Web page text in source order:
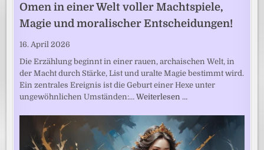
Omen in einer Welt voller Machtspiele,
Magie und moralischer Entscheidungen!
16. April 2026
Die Erzählung beginnt in einer rauen, archaischen Welt, in
der Macht durch Stärke, List und uralte Magie bestimmt wird.
Ein zentrales Ereignis ist die Geburt einer Hexe unter
ungewöhnlichen Umständen:…Weiterlesen …